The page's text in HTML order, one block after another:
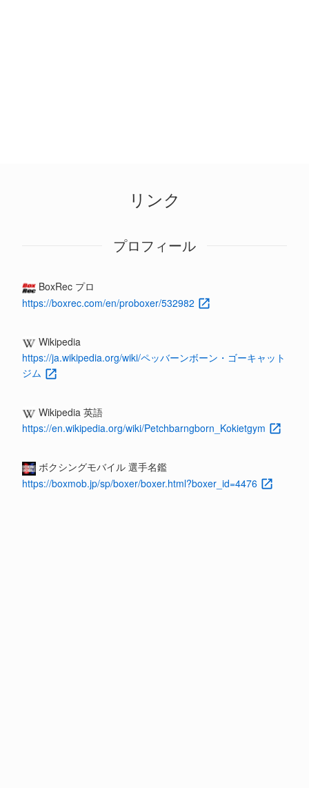
リンク
プロフィール
BoxRec プロ
https://boxrec.com/en/proboxer/532982
Wikipedia
https://ja.wikipedia.org/wiki/ペッバーンボーン・ゴーキャット
ジム
Wikipedia 英語
https://en.wikipedia.org/wiki/Petchbarngborn_Kokietgym
ボクシングモバイル 選手名鑑
https://boxmob.jp/sp/boxer/boxer.html?boxer_id=4476